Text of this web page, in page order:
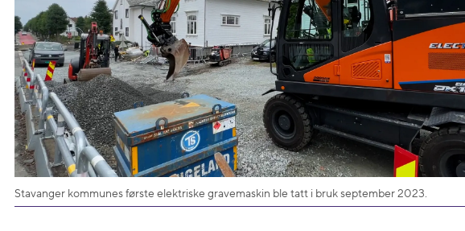
Stavanger kommunes første elektriske gravemaskin ble tatt i bruk september 2023.